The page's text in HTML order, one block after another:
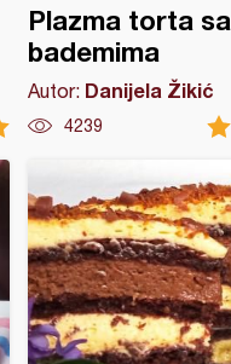
Plazma torta sa
bademima
Autor: Danijela Žikić
4239